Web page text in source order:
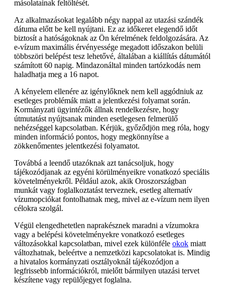
másolatainak feltöltését.
Az alkalmazásokat legalább négy nappal az utazási szándék
dátuma előtt be kell nyújtani. Ez az időkeret elegendő időt
biztosít a hatóságoknak az Ön kérelmének feldolgozására. Az
e-vízum maximális érvényessége megadott időszakon belüli
többszöri belépést tesz lehetővé, általában a kiállítás dátumától
számított 60 napig. Mindazonáltal minden tartózkodás nem
haladhatja meg a 16 napot.
A kényelem ellenére az igénylőknek nem kell aggódniuk az
esetleges problémák miatt a jelentkezési folyamat során.
Kormányzati ügyintézők állnak rendelkezésre, hogy
útmutatást nyújtsanak minden esetlegesen felmerülő
nehézséggel kapcsolatban. Kérjük, győződjön meg róla, hogy
minden információ pontos, hogy megkönnyítse a
zökkenőmentes jelentkezési folyamatot.
Továbbá a leendő utazóknak azt tanácsoljuk, hogy
tájékozódjanak az egyéni körülményeikre vonatkozó speciális
követelményekről. Például azok, akik Oroszországban
munkát vagy foglalkoztatást terveznek, esetleg alternatív
vízumopciókat fontolhatnak meg, mivel az e-vízum nem ilyen
célokra szolgál.
Végül elengedhetetlen naprakésznek maradni a vízumokra
vagy a belépési követelményekre vonatkozó esetleges
változásokkal kapcsolatban, mivel ezek különféle okok miatt
változhatnak, beleértve a nemzetközi kapcsolatokat is. Mindig
a hivatalos kormányzati osztályoknál tájékozódjon a
legfrissebb információkról, mielőtt bármilyen utazási tervet
készítene vagy repülőjegyet foglalna.